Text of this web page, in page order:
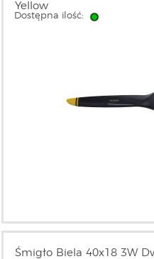
Yellow
Dostępna ilość:
Śmigło Biela 40x18 3W